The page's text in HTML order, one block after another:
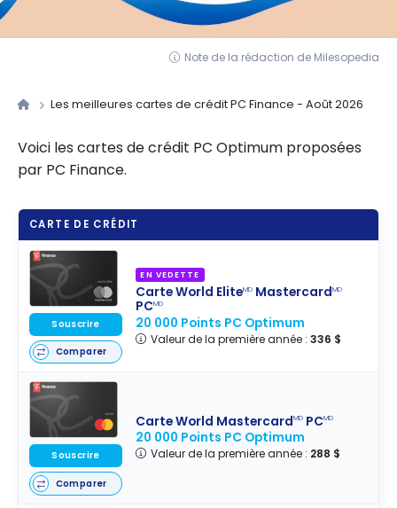
Note de la rédaction de Milesopedia
Les meilleures cartes de crédit PC Finance - Août 2026
Voici les cartes de crédit PC Optimum proposées
par PC Finance.
CARTE DE CRÉDIT
EN VEDETTE
Carte World EliteMD MastercardMD
PCMD
20 000 Points PC Optimum
Valeur de la première année : 336 $
Souscrire
Comparer
Carte World MastercardMD PCMD
20 000 Points PC Optimum
Valeur de la première année : 288 $
Souscrire
Comparer